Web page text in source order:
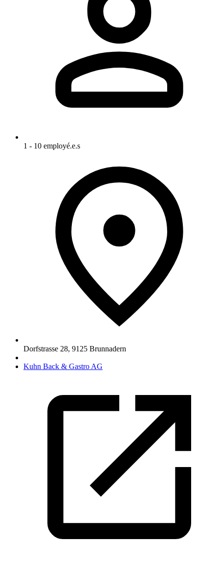
1 - 10 employé.e.s
Dorfstrasse 28, 9125 Brunnadern
Kuhn Back & Gastro AG